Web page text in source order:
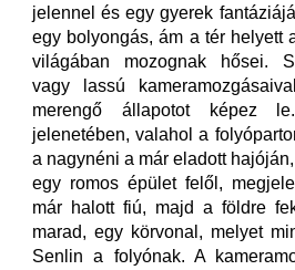
jelennel és egy gyerek
egy bolyongás, ám a tér helyett
világában mozognak hősei.
vagy lassú
merengő állapotot képez
jelenetében, valahol a
a nagynéni a már eladott
egy romos épület felől,
már halott fiú, majd a földre
marad, egy körvonal, melyet
Senlin a folyónak. A